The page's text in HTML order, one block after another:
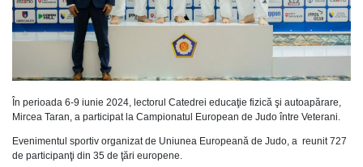
În perioada 6-9 iunie 2024, lectorul Catedrei educaţie fizică şi autoapărare,
Mircea Taran, a participat la Campionatul European de Judo între Veterani.
Evenimentul sportiv organizat de Uniunea Europeană de Judo, a reunit 727
de participanţi din 35 de ţări europene.